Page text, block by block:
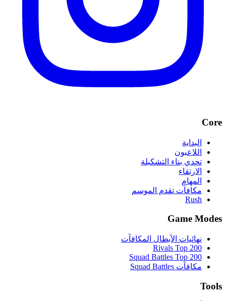
Core
البداية
اللاعبون
تحدي بناء التشكيلة
الارتقاء
المهام
مكافآت تقدم الموسم
Rush
Game Modes
نهائيات الأبطال المكافآت
Rivals Top 200
Squad Battles Top 200
مكافآت Squad Battles
Tools